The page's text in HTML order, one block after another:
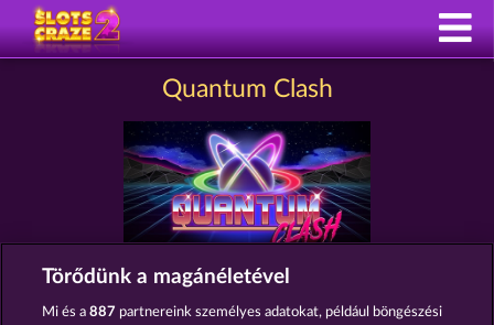
Quantum Clash
Részvételi feltételek
Törődünk a magánéletével
Mi és a887 partnereink személyes adatokat, például böngészési